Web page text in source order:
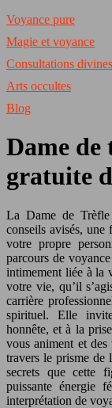
Voyance pure
Magie et voyance
Consultations divines
Arts occultes
Blog
Dame
gratuite
La Dame de Trèfle est-elle une amie loyale qui vous offre des
conseils avisés, une
votre propre
parcours de
intimement liée à la
votre vie, qu’il
carrière
spirituel. Elle
honnête, et à la
vous animent et des
travers le prisme de
secrets que cette
puissante énergie
interprétation de